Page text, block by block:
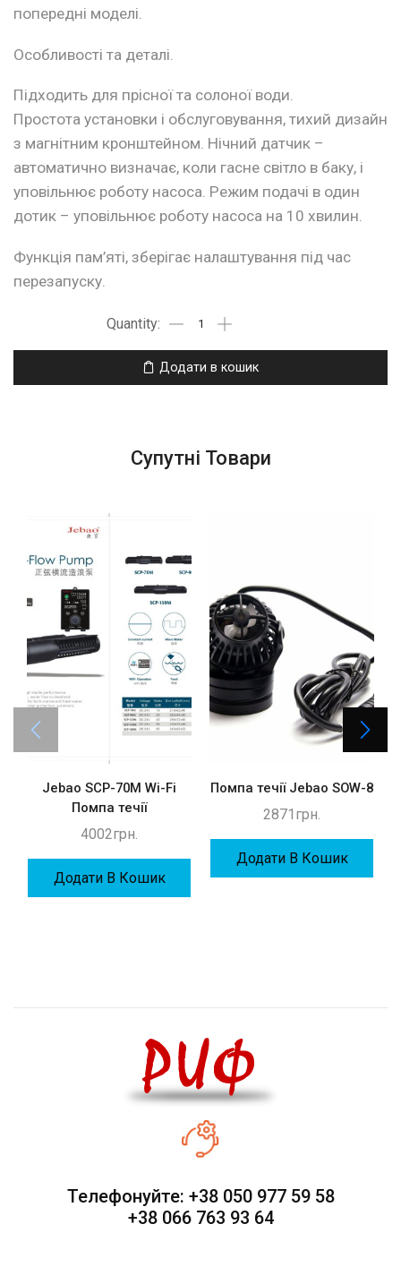
попередні моделі.
Особливості та деталі.
Підходить для прісної та солоної води.
Простота установки і обслуговування, тихий дизайн
з магнітним кронштейном. Нічний датчик –
автоматично визначає, коли гасне світло в баку, і
уповільнює роботу насоса. Режим подачі в один
дотик – уповільнює роботу насоса на 10 хвилин.
Функція пам’яті, зберігає налаштування під час
перезапуску.
Додати в кошик
Супутні Товари
Jebao SCP-70M Wi-Fi
Помпа течії
4002грн.
Додати В Кошик
Помпа течії Jebao SOW-8
2871 грн.
Додати В Кошик
Телефонуйте: +38 050 977 59 58
+38 066 763 93 64